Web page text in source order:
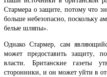
Стармера о защите, потому что
больше небезопасно, поскольку
белые шляпы».
Однако Стармер, сам
может предоставить защиту,
власти. Британские газеты
сторонники, и он может уйти в